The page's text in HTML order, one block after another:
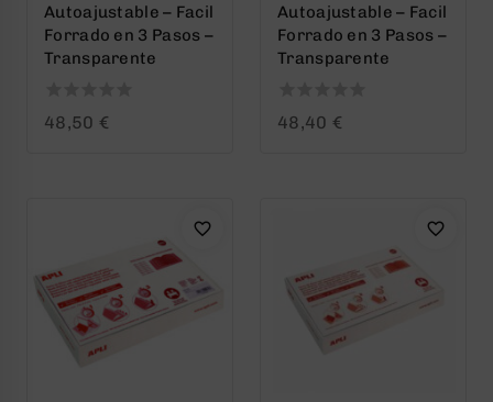
Autoajustable – Facil
Forrado en 3 Pasos –
Transparente
0
48,50 €
Autoajustable – Facil
Forrado en 3 Pasos –
Transparente
0
48,40 €